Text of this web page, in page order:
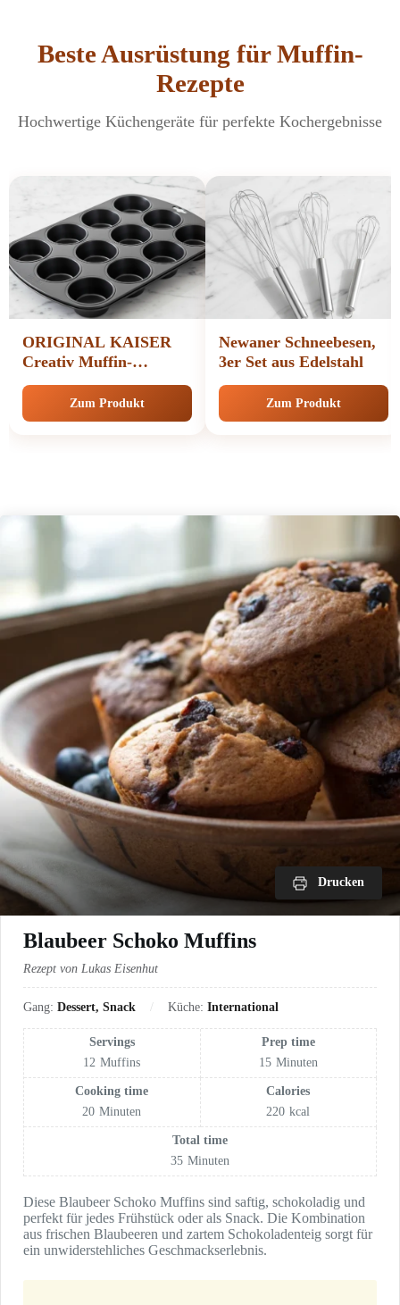
Beste Ausrüstung für Muffin-
Rezepte
Hochwertige Küchengeräte für perfekte Kochergebnisse
ORIGINAL KAISER
Creativ Muffin-
Backform
Zum Produkt
Newaner Schneebesen,
3er Set aus Edelstahl
Zum Produkt
Drucken
Blaubeer Schoko Muffins
Rezept von Lukas Eisenhut
Gang: Dessert, Snack Küche: International
Servings
12 Muffins
Prep time
15 Minuten
Cooking time
20 Minuten
Calories
220 kcal
Total time
35 Minuten
Diese Blaubeer Schoko Muffins sind saftig, schokoladig und
perfekt für jedes Frühstück oder als Snack. Die Kombination
aus frischen Blaubeeren und zartem Schokoladenteig sorgt für
ein unwiderstehliches Geschmackserlebnis.